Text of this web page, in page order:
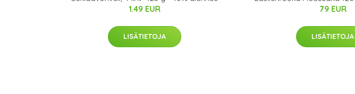
1.49 EUR
LISÄTIETOJA
79 EUR
LISÄTIETOJA